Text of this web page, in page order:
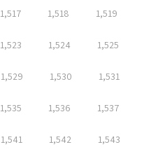
1,517 1,518 1,519
1,523 1,524 1,525
1,529 1,530 1,531
1,535 1,536 1,537
1,541 1,542 1,543